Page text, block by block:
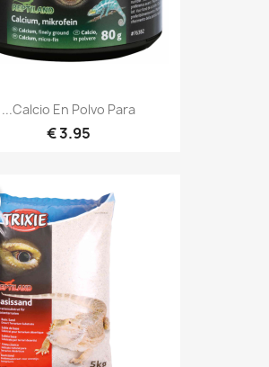
Calcio En Polvo Para...
3.95 €